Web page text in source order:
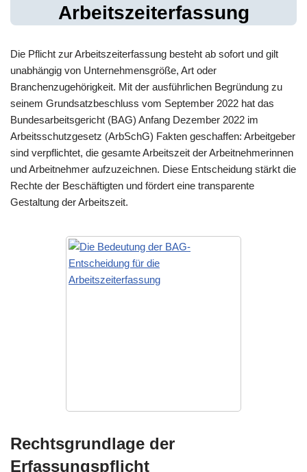
Arbeitszeiterfassung
Die Pflicht zur Arbeitszeiterfassung besteht ab sofort und gilt
unabhängig von Unternehmensgröße, Art oder
Branchenzugehörigkeit. Mit der ausführlichen Begründung zu
seinem Grundsatzbeschluss vom September 2022 hat das
Bundesarbeitsgericht (BAG) Anfang Dezember 2022 im
Arbeitsschutzgesetz (ArbSchG) Fakten geschaffen: Arbeitgeber
sind verpflichtet, die gesamte Arbeitszeit der Arbeitnehmerinnen
und Arbeitnehmer aufzuzeichnen. Diese Entscheidung stärkt die
Rechte der Beschäftigten und fördert eine transparente
Gestaltung der Arbeitszeit.
Rechtsgrundlage der
Erfassungspflicht